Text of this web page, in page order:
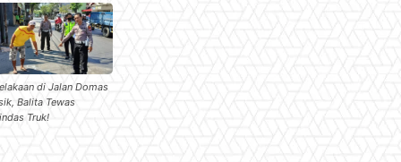
di Jalan Domas
Balita Tewas
Truk!